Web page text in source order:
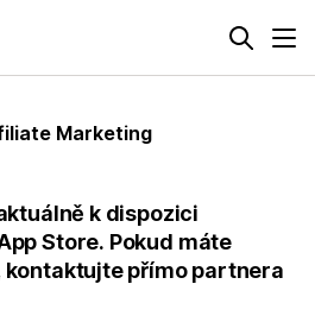
Marketing
k dispozici
Store. Pokud máte
kontaktujte přímo partnera